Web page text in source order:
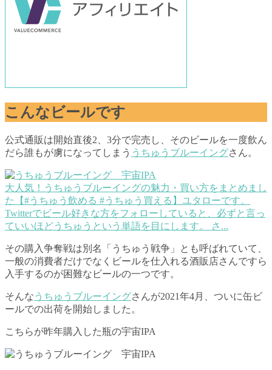
こんなビールです
公式通販は開始直後2、3分で完売し、そのビールを一度飲ん
だら誰もが虜になってしまう うちゅうブルーイングさん。
大人気！うちゅうブルーイングの魅力・買い方をまとめまし
た【#うちゅう飲める #うちゅう買える】 ユタローです。
Twitterでビール好きな方をフォローしていると、必ずと言っ
ていいほどうちゅうという単語を目にします。 さ...
その購入争奪戦は別名「うちゅう戦争」とも呼ばれていて、
一般の消費者だけでなくビールを仕入れる酒販店さんですら
入手するのが困難なビールの一つです。
そんな うちゅうブルーイングさんが2021年4月、ついに缶ビ
ールでの出荷を開始しました。
こちらが昨年購入した瓶の宇宙IPA